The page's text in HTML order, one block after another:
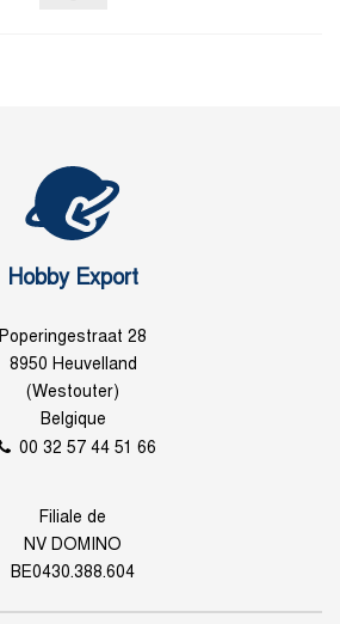
Hobby Export
Poperingestraat 28
8950 Heuvelland
(Westouter)
Belgique
00 32 57 44 51 66
Filiale de
NV DOMINO
BE0430.388.604